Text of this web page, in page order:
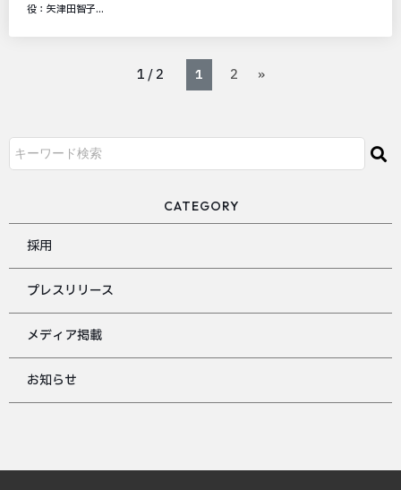
役：矢津田智子...
1 / 2 1 2 »
CATEGORY
採用
プレスリリース
メディア掲載
お知らせ